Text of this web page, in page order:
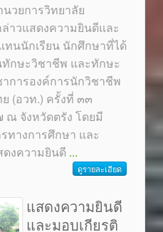
วยการวิทยาลัย
าวแสดงความยินดีและ
ทนนักเรียน นักศึกษาที่ได้
กษะวิชาชีพ และทักษะ
การองค์การนักวิชาชีพ
(อวท.) ครั้งที่ ๓๓
ณ จังหวัดตรัง โดยมี
ทางการศึกษา และ
งความยินดี ...
ดูรายละเอียด
แสดงความยินดี
และมอบเกียรติ